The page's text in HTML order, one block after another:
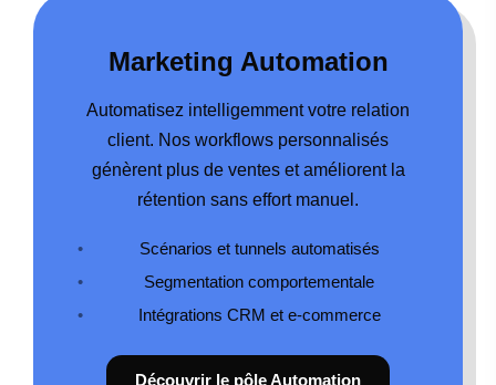
Marketing Automation
Automatisez intelligemment votre relation
client. Nos workflows personnalisés
génèrent plus de ventes et améliorent la
rétention sans effort manuel.
Scénarios et tunnels automatisés
Segmentation comportementale
Intégrations CRM et e-commerce
Découvrir le pôle Automation